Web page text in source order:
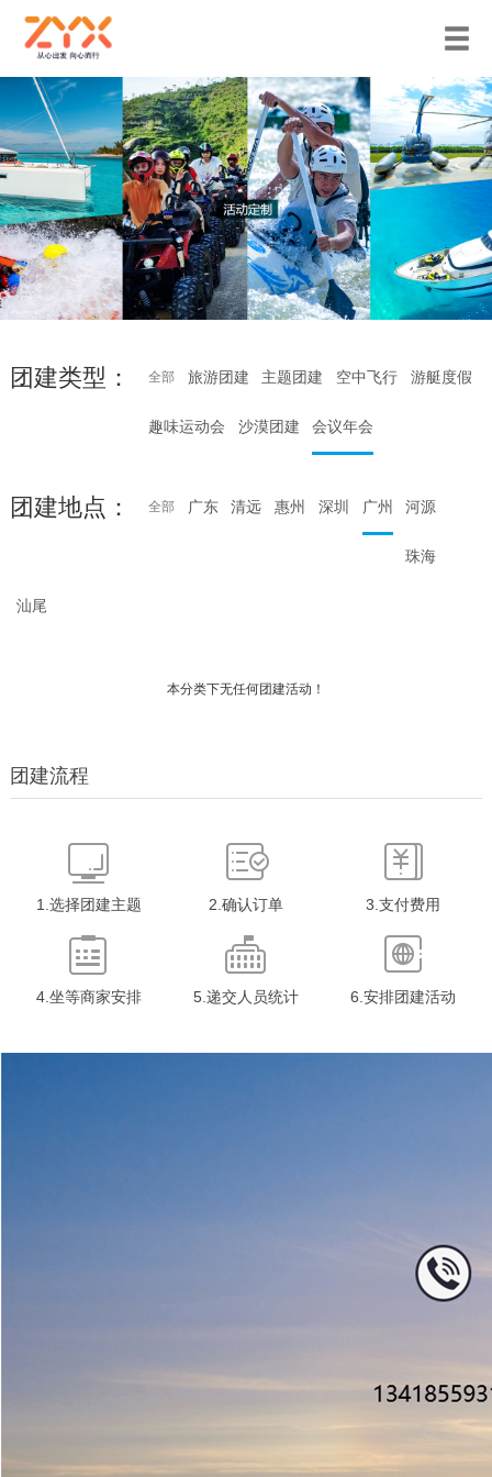
团建类型： 全部 旅游团建 主题团建 空中飞行 游艇度假
趣味运动会 沙漠团建 会议年会
团建地点： 全部 广东 清远 惠州 深圳 广州 河源
珠海
汕尾
本分类下无任何团建活动！
团建流程
1.选择团建主题 2.确认订单 3.支付费用
4.坐等商家安排 5.递交人员统计 6.安排团建活动